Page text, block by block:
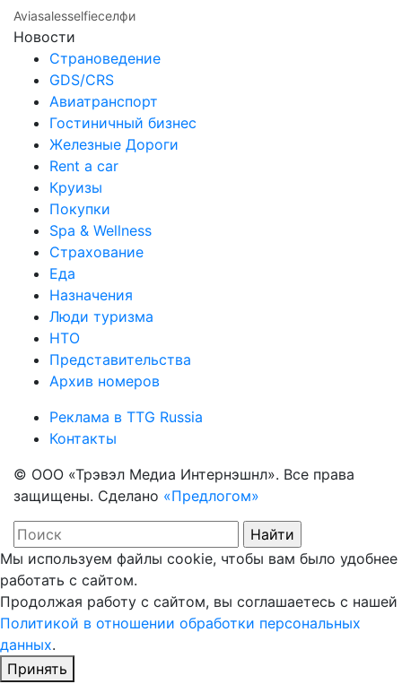
Aviasalesselfieселфи
Новости
Страноведение
GDS/CRS
Авиатранспорт
Гостиничный бизнес
Железные Дороги
Rent a car
Круизы
Покупки
Spa & Wellness
Страхование
Еда
Назначения
Люди туризма
НТО
Представительства
Архив номеров
Реклама в TTG Russia
Контакты
© ООО «Трэвэл Медиа Интернэшнл». Все права
защищены. Сделано «Предлогом»
Мы используем файлы cookie, чтобы вам было удобнее
работать с сайтом.
Продолжая работу с сайтом, вы соглашаетесь с нашей
Политикой в отношении обработки персональных
данных.
Принять